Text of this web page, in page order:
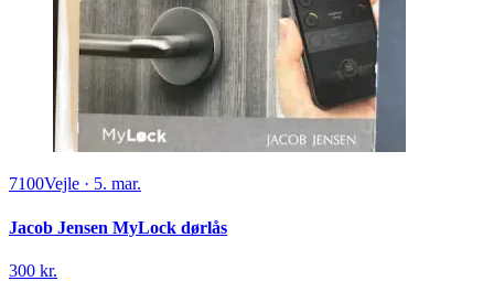
7100Vejle · 5. mar.
Jacob Jensen MyLock dørlås
300 kr.